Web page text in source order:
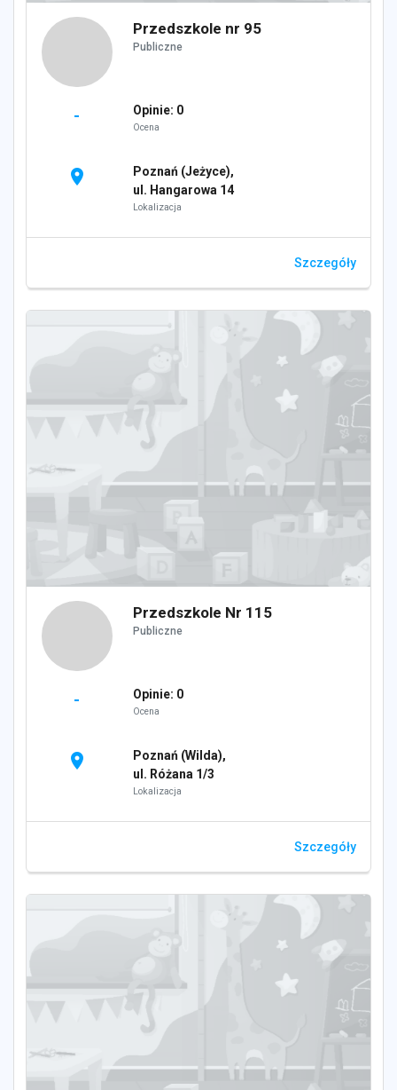
Przedszkole nr 95
Publiczne
- Opinie: 0
Ocena
location_on
Poznań (Jeżyce),
ul. Hangarowa 14
Lokalizacja
Szczegóły
Przedszkole Nr 115
Publiczne
- Opinie: 0
Ocena
location_on
Poznań (Wilda),
ul. Różana 1/3
Lokalizacja
Szczegóły